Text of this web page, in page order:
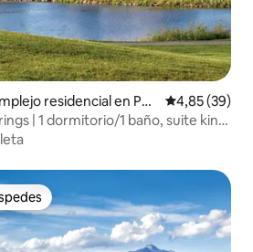
residencial en Pag
Calificación
4,85 (39)
| 1 dormitorio/1 baño, suite king
más destacados